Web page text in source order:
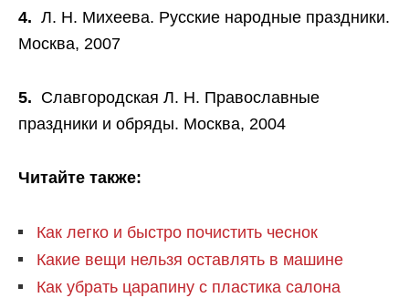
4. Л. Н. Михеева. Русские народные праздники.
Москва, 2007
5. Славгородская Л. Н. Православные
праздники и обряды. Москва, 2004
Читайте также:
Как легко и быстро почистить чеснок
Какие вещи нельзя оставлять в машине
Как убрать царапину с пластика салона